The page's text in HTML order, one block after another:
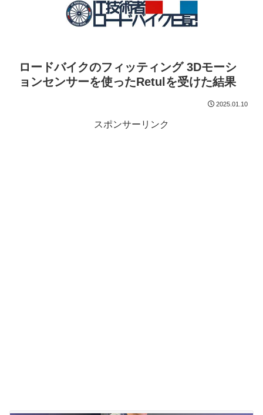
ロードバイクのフィッティング 3Dモーシ
ョンセンサーを使ったRetulを受けた結果
2025.01.10
スポンサーリンク